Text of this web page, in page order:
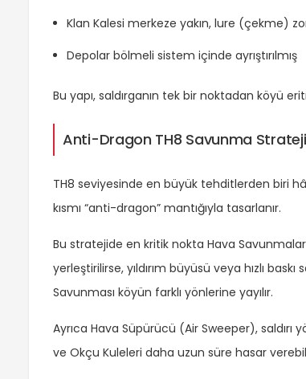
Klan Kalesi merkeze yakın, lure (çekme)
Depolar bölmeli sistem içinde ayrıştırılmış
Bu yapı, saldırganın tek bir noktadan köyü
Anti-Dragon TH8 Savunma
TH8 seviyesinde en büyük tehditlerden biri
kısmı “anti-dragon” mantığıyla tasarlanır.
Bu stratejide en kritik nokta Hava
yerleştirilirse, yıldırım büyüsü veya hızlı
Savunması köyün farklı yönlerine yayılır.
Ayrıca Hava Süpürücü (Air Sweeper),
ve Okçu Kuleleri daha uzun süre hasar